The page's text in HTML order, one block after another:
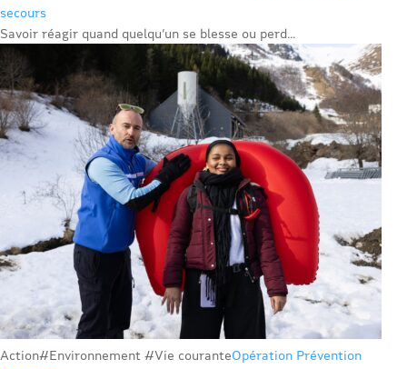
secours
Savoir réagir quand quelqu’un se blesse ou perd...
Action#Environnement #Vie couranteOpération Prévention